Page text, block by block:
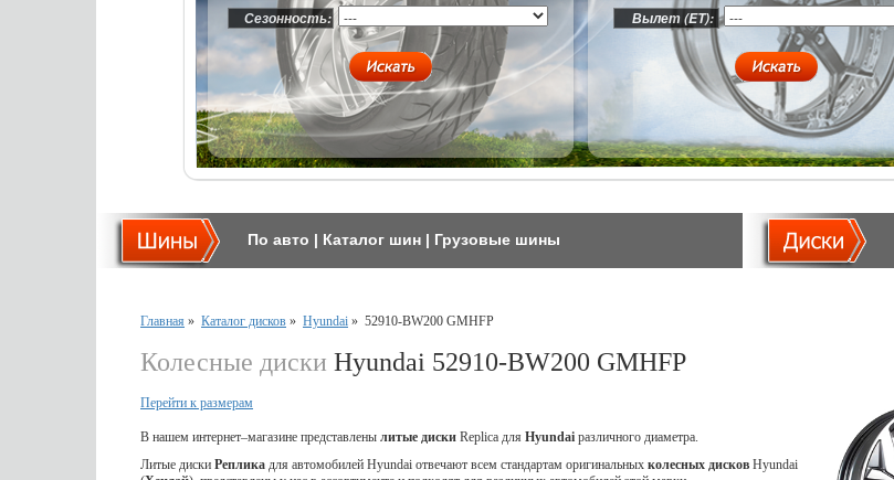
Сезонность:
Вылет (ET):
По авто | Каталог шин | Грузовые шины
Главная » Каталог дисков » Hyundai » 52910-BW200 GMHFP
Колесные диски Hyundai 52910-BW200 GMHFP
Перейти к размерам
В нашем интернет–магазине представлены литые диски Replica для Hyundai различного диаметра.
Литые диски Реплика для автомобилей Hyundai отвечают всем стандартам оригинальных колесных дисков Hyundai